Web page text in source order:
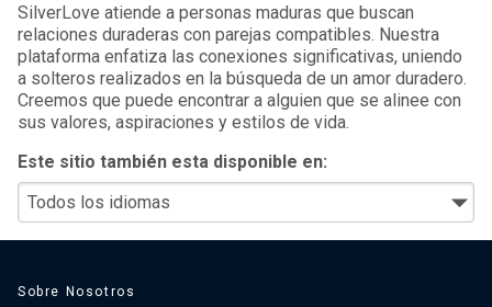
SilverLove atiende a personas maduras que buscan
relaciones duraderas con parejas compatibles. Nuestra
plataforma enfatiza las conexiones significativas, uniendo
a solteros realizados en la búsqueda de un amor duradero.
Creemos que puede encontrar a alguien que se alinee con
sus valores, aspiraciones y estilos de vida.
Este sitio también esta disponible en:
Sobre Nosotros